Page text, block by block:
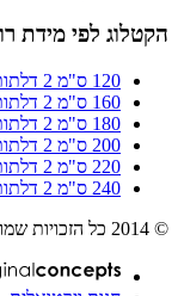
לפי מידת רוחב +
120 ס"מ 2 דלתות
160 ס"מ 2 דלתות
180 ס"מ 2 דלתות
|3 דלתות
200 ס"מ 2 דלתות
|3 דלתות
220 ס"מ 2 דלתות
|3 דלתות
240 ס"מ 2 דלתות
|3 דלתות